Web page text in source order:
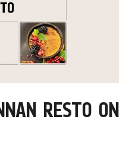
RESTO ON